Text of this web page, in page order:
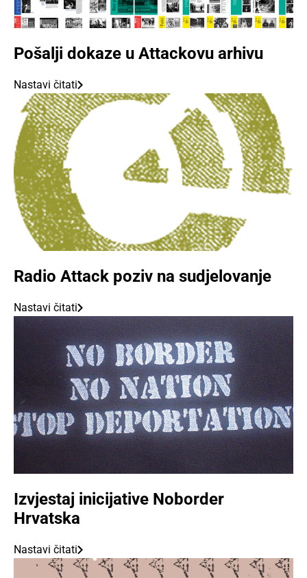
Pošalji dokaze u Attackovu arhivu
Nastavi čitati
Radio Attack poziv na sudjelovanje
Nastavi čitati
Izvjestaj inicijative Noborder
Hrvatska
Nastavi čitati